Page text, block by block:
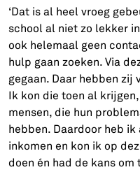
‘Dat is al heel vroeg
school al niet zo lekker
ook helemaal geen
hulp gaan zoeken. Via
gegaan. Daar hebben zij
Ik kon die toen al
mensen, die hun
hebben. Daardoor heb
inkomen en kon ik op
doen én had de kans